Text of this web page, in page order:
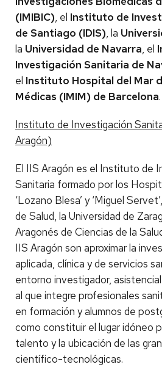
(IMIBIC), el Instituto de
de Santiago (IDIS), la
la Universidad de Navarra, el
Investigación Sanitaria de
el Instituto Hospital del Mar
Médicas (IMIM) de Barcelona.
Instituto de Investigación
Aragón)
El IIS Aragón es el Instituto de
Sanitaria formado por los
‘Lozano Blesa’ y ‘Miguel
de Salud, la Universidad de
Aragonés de Ciencias de la
IIS Aragón son aproximar la
aplicada, clínica y de servicios
entorno investigador,
al que integre profesionales
en formación y alumnos de
como constituir el lugar idóneo
talento y la ubicación de las
científico-tecnológicas.